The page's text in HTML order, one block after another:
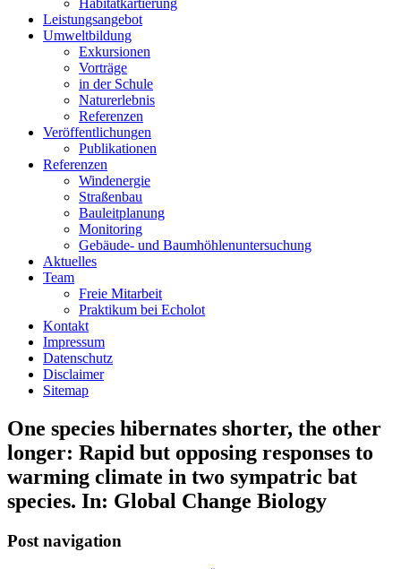
Habitatkartierung
Leistungsangebot
Umweltbildung
Exkursionen
Vorträge
in der Schule
Naturerlebnis
Referenzen
Veröffentlichungen
Publikationen
Referenzen
Windenergie
Straßenbau
Bauleitplanung
Monitoring
Gebäude- und Baumhöhlenuntersuchung
Aktuelles
Team
Freie Mitarbeit
Praktikum bei Echolot
Kontakt
Impressum
Datenschutz
Disclaimer
Sitemap
One species hibernates shorter, the other
longer: Rapid but opposing responses to
warming climate in two sympatric bat
species. In: Global Change Biology
Post navigation